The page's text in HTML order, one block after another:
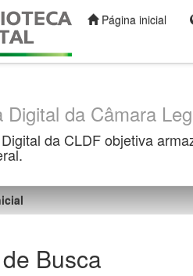
Página inicial
Digital da Câmara
da CLDF objetiva
Busca